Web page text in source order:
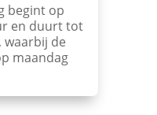
begint op
en duurt tot
waarbij de
maandag